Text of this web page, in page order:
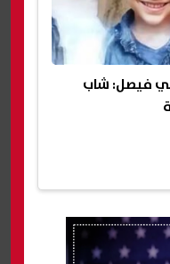
فيصل: شاب